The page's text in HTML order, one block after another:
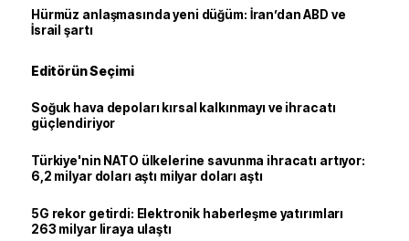
Hürmüz anlaşmasında yeni düğüm: İran’dan ABD ve
İsrail şartı
Editörün Seçimi
Soğuk hava depoları kırsal kalkınmayı ve ihracatı
güçlendiriyor
Türkiye'nin NATO ülkelerine savunma ihracatı artıyor:
6,2 milyar doları aştı milyar doları aştı
5G rekor getirdi: Elektronik haberleşme yatırımları
263 milyar liraya ulaştı